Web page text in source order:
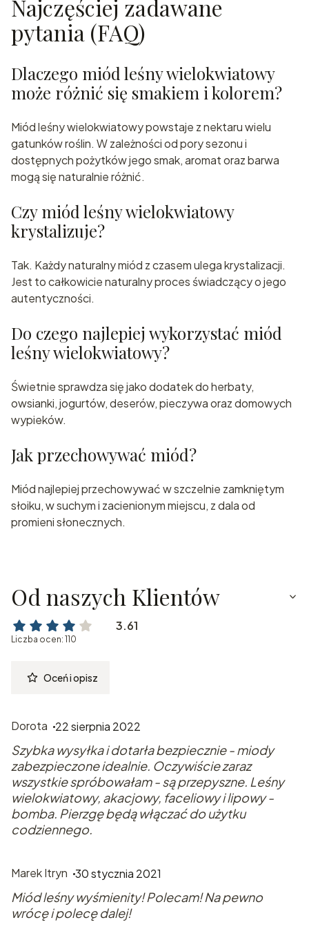
Najczęściej zadawane
pytania (FAQ)
Dlaczego miód leśny wielokwiatowy
może różnić się smakiem i kolorem?
Miód leśny wielokwiatowy powstaje z nektaru wielu
gatunków roślin. W zależności od pory sezonu i
dostępnych pożytków jego smak, aromat oraz barwa
mogą się naturalnie różnić.
Czy miód leśny wielokwiatowy
krystalizuje?
Tak. Każdy naturalny miód z czasem ulega krystalizacji.
Jest to całkowicie naturalny proces świadczący o jego
autentyczności.
Do czego najlepiej wykorzystać miód
leśny wielokwiatowy?
Świetnie sprawdza się jako dodatek do herbaty,
owsianki, jogurtów, deserów, pieczywa oraz domowych
wypieków.
Jak przechowywać miód?
Miód najlepiej przechowywać w szczelnie zamkniętym
słoiku, w suchym i zacienionym miejscu, z dala od
promieni słonecznych.
Od naszych Klientów
3.61
Liczba ocen: 110
Oceń i opisz
Dorota 22 sierpnia 2022
Szybka wysyłka i dotarła bezpiecznie - miody
zabezpieczone idealnie. Oczywiście zaraz
wszystkie spróbowałam - są przepyszne. Leśny
wielokwiatowy, akacjowy, faceliowy i lipowy -
bomba. Pierzgę będą włączać do użytku
codziennego.
Marek Itryn 30 stycznia 2021
Miód leśny wyśmienity! Polecam! Na pewno
wrócę i polecę dalej!